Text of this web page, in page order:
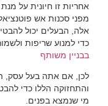
אחריות זו חיונית על
מפני סכנות אש
אלה, הבעלים יכול
כדי למנוע שריפות
בבניין משותף
לכן, אם אתה בעל עסק,
והתחזוקה הללו כדי
מי שנמצא בפנים.